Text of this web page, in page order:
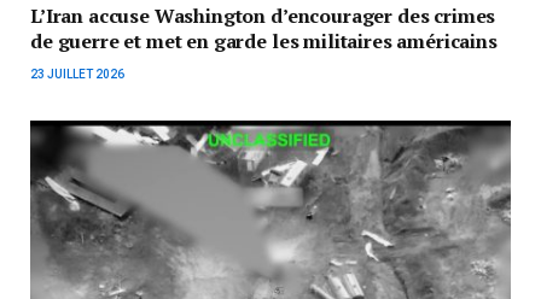
L’Iran accuse Washington d’encourager des crimes
de guerre et met en garde les militaires américains
23 JUILLET 2026